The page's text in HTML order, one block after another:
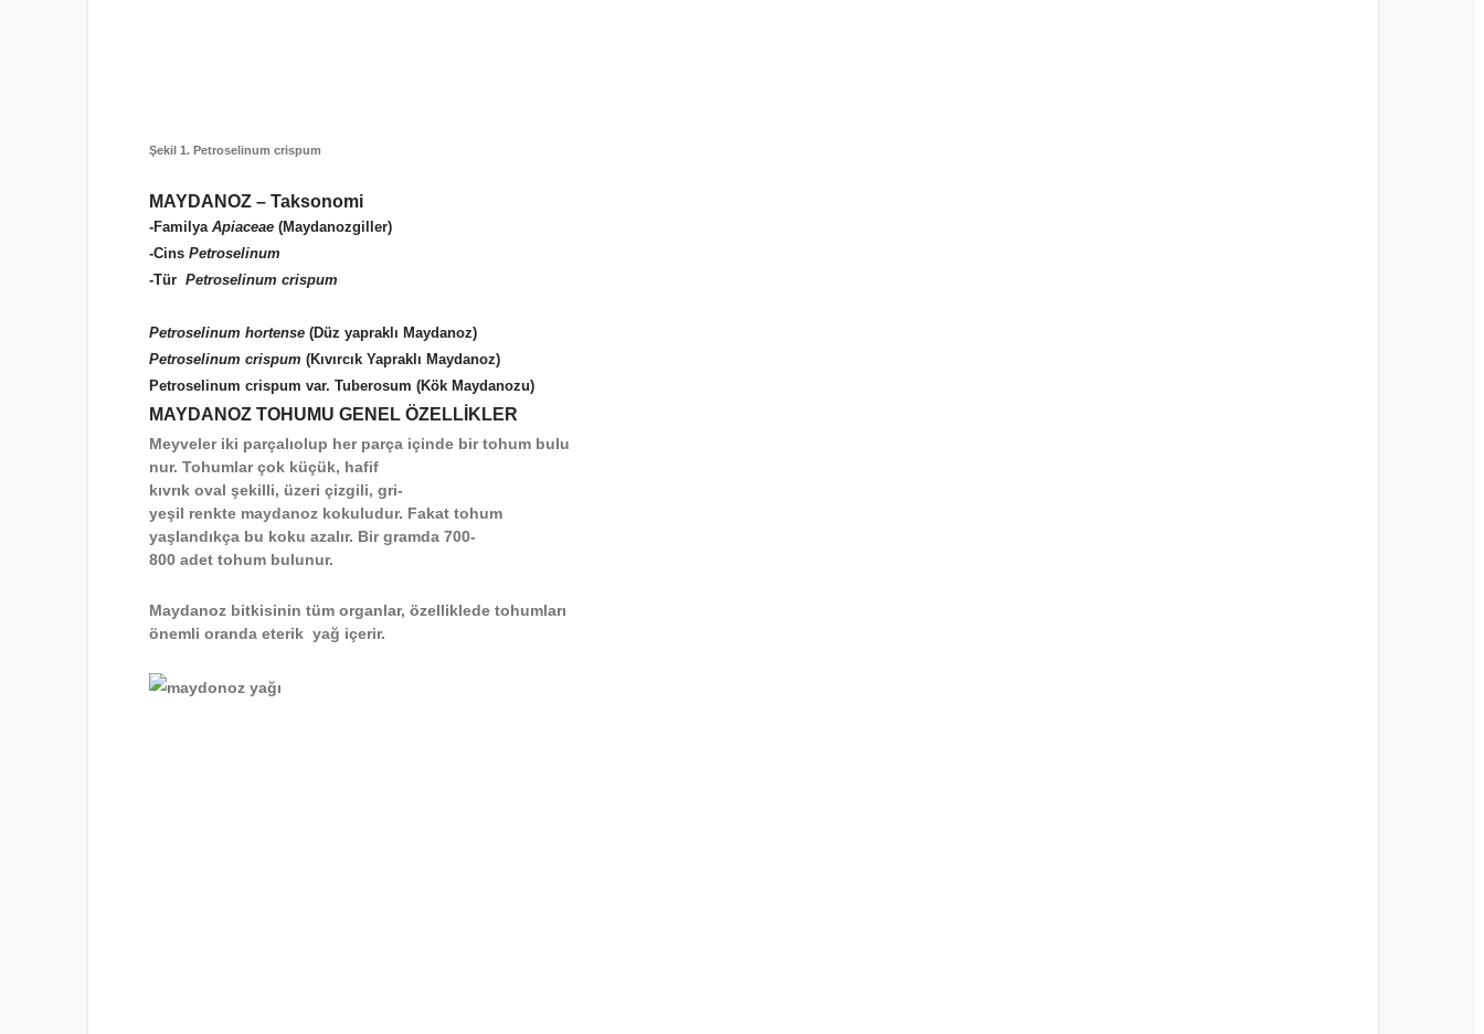
Şekil 1. Petroselinum crispum
MAYDANOZ – Taksonomi
-Familya Apiaceae (Maydanozgiller)
-Cins Petroselinum
-Tür Petroselinum crispum
Petroselinum hortense (Düz yapraklı Maydanoz)
Petroselinum crispum (Kıvırcık Yapraklı Maydanoz)
Petroselinum crispum var. Tuberosum (Kök Maydanozu)
MAYDANOZ TOHUMU GENEL ÖZELLİKLER
Meyveler iki parçalıolup her parça içinde bir tohum bulu
nur. Tohumlar çok küçük, hafif
kıvrık oval şekilli, üzeri çizgili, gri-
yeşil renkte maydanoz kokuludur. Fakat tohum
yaşlandıkça bu koku azalır. Bir gramda 700-
800 adet tohum bulunur.
Maydanoz bitkisinin tüm organlar, özelliklede tohumları
önemli oranda eterik yağ içerir.